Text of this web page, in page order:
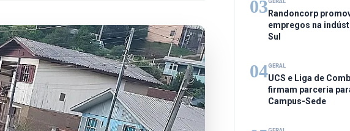
03GERAL
Randoncorp
empregos na
Sul
04GERAL
UCS e Liga de
firmam parceria
Campus-Sede